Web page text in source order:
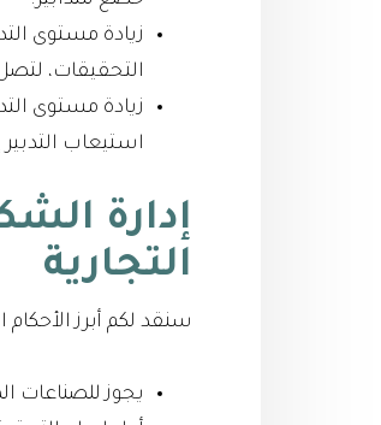
زيادة مستوى
التحقيقات،
زيادة مستوى
استيعاب
إدارة
التجارية
سنقد لكم أبرز
يجوز للصناعات